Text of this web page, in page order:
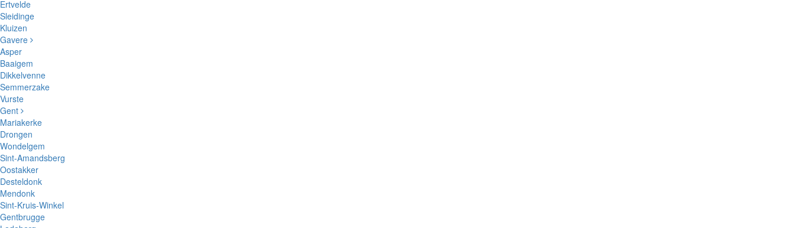
Ertvelde
Sleidinge
Kluizen
Gavere
Asper
Baaigem
Dikkelvenne
Semmerzake
Vurste
Gent
Mariakerke
Drongen
Wondelgem
Sint-Amandsberg
Oostakker
Desteldonk
Mendonk
Sint-Kruis-Winkel
Gentbrugge